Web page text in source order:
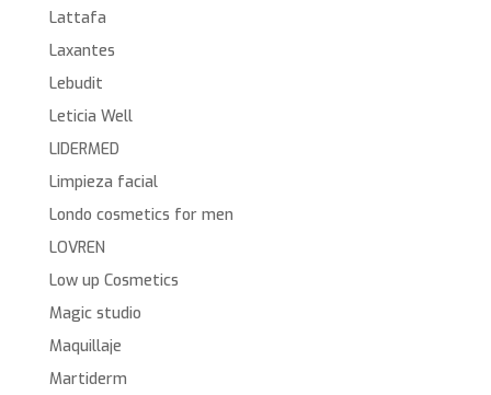
Lattafa
Laxantes
Lebudit
Leticia Well
LIDERMED
Limpieza facial
Londo cosmetics for men
LOVREN
Low up Cosmetics
Magic studio
Maquillaje
Martiderm